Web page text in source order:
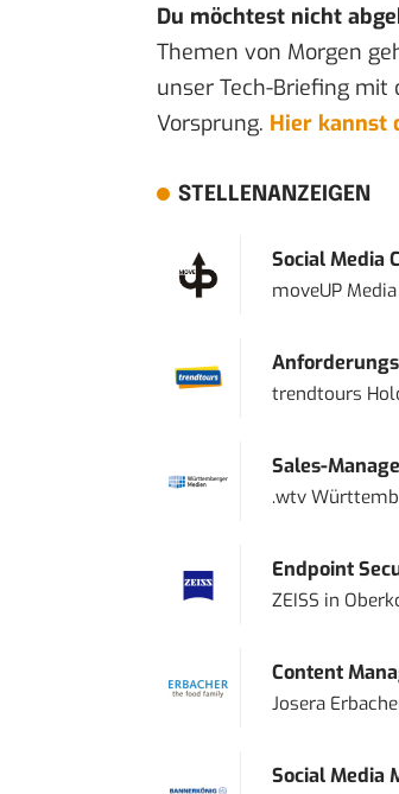
Du möchtest nicht
Themen von Morgen
unser Tech-Briefing mit
Vorsprung. Hier kannst
STELLENANZEIGEN
Social Media
moveUP
trendtours
Sales-
.wtv
Endpoint
ZEISS in
Content
Josera
Social Media